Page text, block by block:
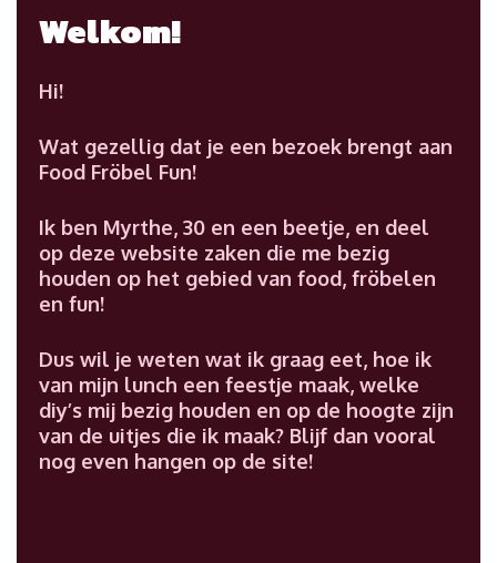
Welkom!
Hi!
Wat gezellig dat je een bezoek brengt aan
Food Fröbel Fun!
Ik ben Myrthe, 30 en een beetje, en deel
op deze website zaken die me bezig
houden op het gebied van food, fröbelen
en fun!
Dus wil je weten wat ik graag eet, hoe ik
van mijn lunch een feestje maak, welke
diy’s mij bezig houden en op de hoogte zijn
van de uitjes die ik maak? Blijf dan vooral
nog even hangen op de site!